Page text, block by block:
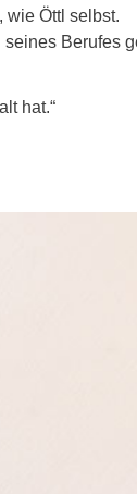
wie Öttl selbst.
Berufes
hat.“